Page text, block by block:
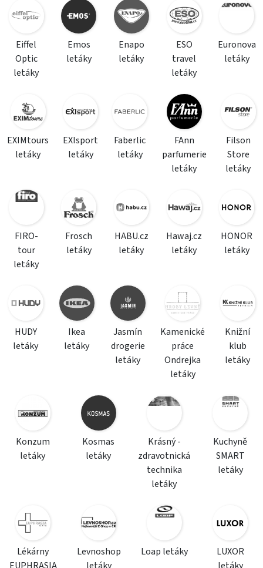
Eiffel
Optic
letáky
Emos
letáky
Enapo
letáky
ESO
travel
letáky
Euronova
letáky
EXIMtours
letáky
EXIsport
letáky
Faberlic
letáky
FAnn
parfumerie
letáky
Filson
Store
letáky
FIRO-
tour
letáky
Frosch
letáky
HABU.cz
letáky
Hawaj.cz
letáky
HONOR
letáky
HUDY
letáky
Ikea
letáky
Jasmín
drogerie
letáky
Kamenické
práce
Ondrejka
letáky
Knižní
klub
letáky
Konzum
letáky
Kosmas
letáky
Krásný -
zdravotnická
technika
letáky
Kuchyně
SMART
letáky
Lékárny
Levnoshop
Loap letáky
LUXOR